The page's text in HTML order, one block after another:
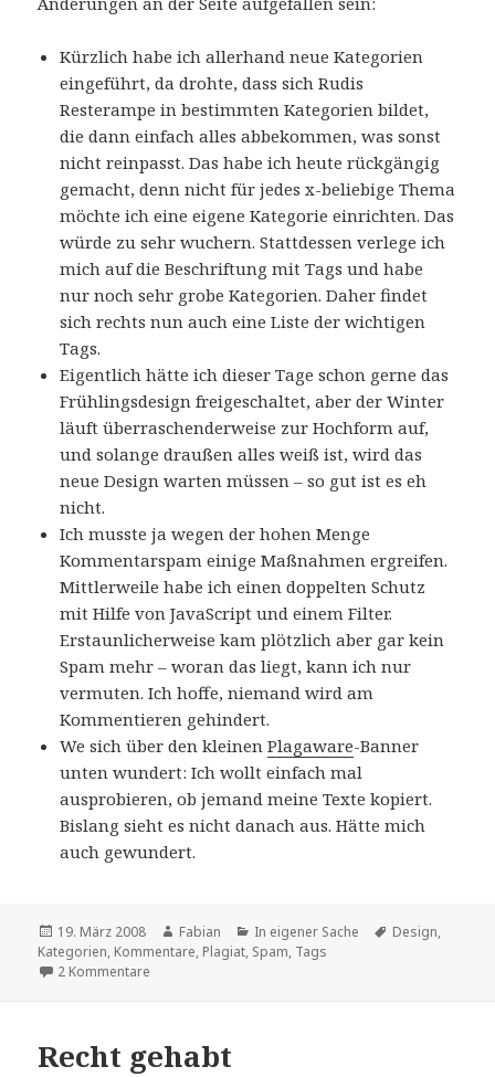
Kürzlich habe ich allerhand neue Kategorien
eingeführt, da drohte, dass sich Rudis
Resterampe in bestimmten Kategorien bildet,
die dann einfach alles abbekommen, was sonst
nicht reinpasst. Das habe ich heute rückgängig
gemacht, denn nicht für jedes x-beliebige Thema
möchte ich eine eigene Kategorie einrichten. Das
würde zu sehr wuchern. Stattdessen verlege ich
mich auf die Beschriftung mit Tags und habe
nur noch sehr grobe Kategorien. Daher findet
sich rechts nun auch eine Liste der wichtigen
Tags.
Eigentlich hätte ich dieser Tage schon gerne das
Frühlingsdesign freigeschaltet, aber der Winter
läuft überraschenderweise zur Hochform auf,
und solange draußen alles weiß ist, wird das
neue Design warten müssen – so gut ist es eh
nicht.
Ich musste ja wegen der hohen Menge
Kommentarspam einige Maßnahmen ergreifen.
Mittlerweile habe ich einen doppelten Schutz
mit Hilfe von JavaScript und einem Filter.
Erstaunlicherweise kam plötzlich aber gar kein
Spam mehr – woran das liegt, kann ich nur
vermuten. Ich hoffe, niemand wird am
Kommentieren gehindert.
We sich über den kleinenPlagaware-Banner
unten wundert: Ich wollt einfach mal
ausprobieren, ob jemand meine Texte kopiert.
Bislang sieht es nicht danach aus. Hätte mich
auch gewundert.
Veröffentlicht
am
19. März 2008 Autor
Fabian Kategorien
In eigener Sache Schlagwörter
Design,
Kategorien, Kommentare, Plagiat, Spam, Tags
2 Kommentare
Recht gehabt